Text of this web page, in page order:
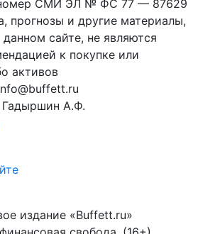
номер СМИ ЭЛ № ФС 77 — 87629
прогнозы и другие материалы,
сайте, не являются
к покупке или
активов
Гадыршин А.Ф.
издание «Buffett.ru»